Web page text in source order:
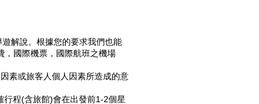
解說。根據您的要求我們也能
，國際機票，國際航班之機場
素或旅客人個人因素所造成的意
行程(含旅館)會在出發前1-2個星